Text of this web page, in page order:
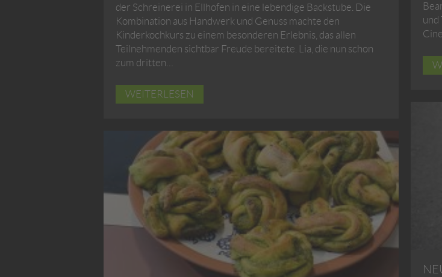
und
der Schreinerei in Ellhofen in eine lebendige Backstube. Die
Kombination aus Handwerk und Genuss machte den
Kinderkochkurs zu einem besonderen Erlebnis, das allen
Teilnehmenden sichtbar Freude bereitete. Lia, die nun schon
zum dritten…
WEITERLESEN